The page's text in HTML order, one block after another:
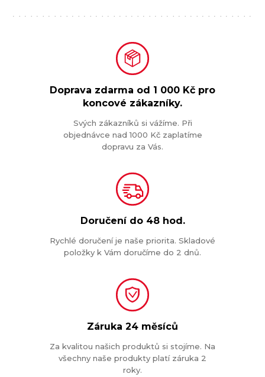
Doprava zdarma od 1 000 Kč pro
koncové zákazníky.
Svých zákazníků si vážíme. Při
objednávce nad 1000 Kč zaplatíme
dopravu za Vás.
Doručení do 48 hod.
Rychlé doručení je naše priorita. Skladové
položky k Vám doručíme do 2 dnů.
Záruka 24 měsíců
Za kvalitou našich produktů si stojíme. Na
všechny naše produkty platí záruka 2
roky.